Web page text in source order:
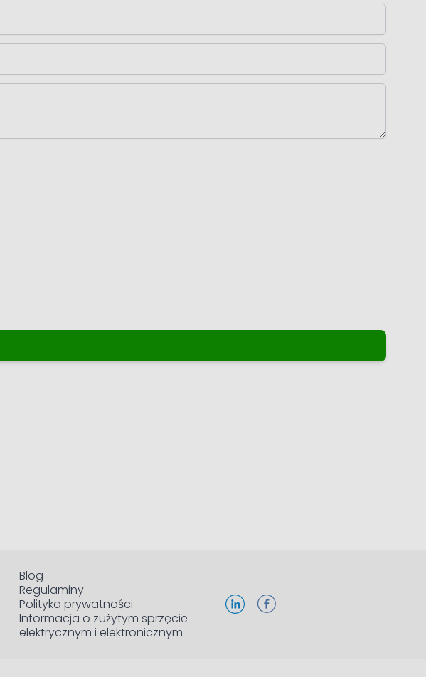
Blog
Regulaminy
Polityka prywatności
Informacja o zużytym sprzęcie
elektrycznym i elektronicznym